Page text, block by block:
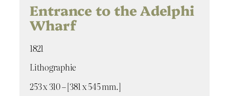
Entrance to the Adelphi
Wharf
1821
Lithographie
253 x 310 – [381 x 545 mm.]